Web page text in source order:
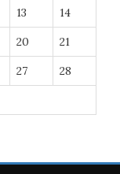
13 14
20 21
27 28